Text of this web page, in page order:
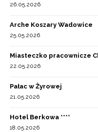
26.05.2026
Arche Koszary Wadowice
25.05.2026
Miasteczko pracownicze
22.05.2026
Pałac w Żyrowej
21.05.2026
Hotel Berkowa ****
18.05.2026